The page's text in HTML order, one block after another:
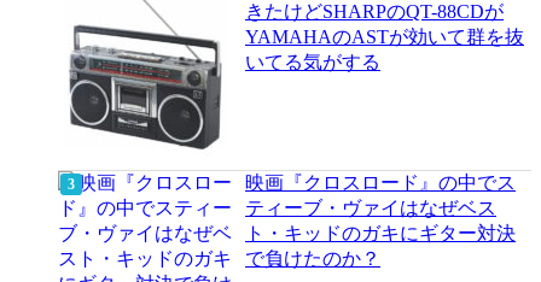
きたけどSHARPのQT-88CDが
YAMAHAのASTが効いて群を抜
いてる気がする
映画『クロスロード』の中でス
ティーブ・ヴァイはなぜベス
ト・キッドのガキにギター対決
で負けたのか？